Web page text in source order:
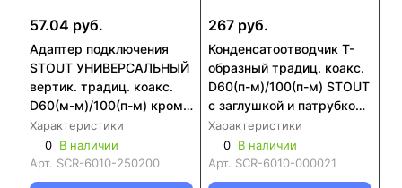
57.04 руб.
Адаптер подключения
STOUT УНИВЕРСАЛЬНЫЙ
вертик. традиц. коакс.
D60(м-м)/100(п-м) кроме
Immergas, Navien D75/100
стар. (SCR-6010-250200)
Характеристики
0 В наличии
Арт. SCR-6010-250200
267 руб.
Конденсатоотводчик Т-
образный традиц. коакс.
D60(п-м)/100(п-м) STOUT
с заглушкой и патрубком
(SCR-6010-000021)
Характеристики
0 В наличии
Арт. SCR-6010-000021